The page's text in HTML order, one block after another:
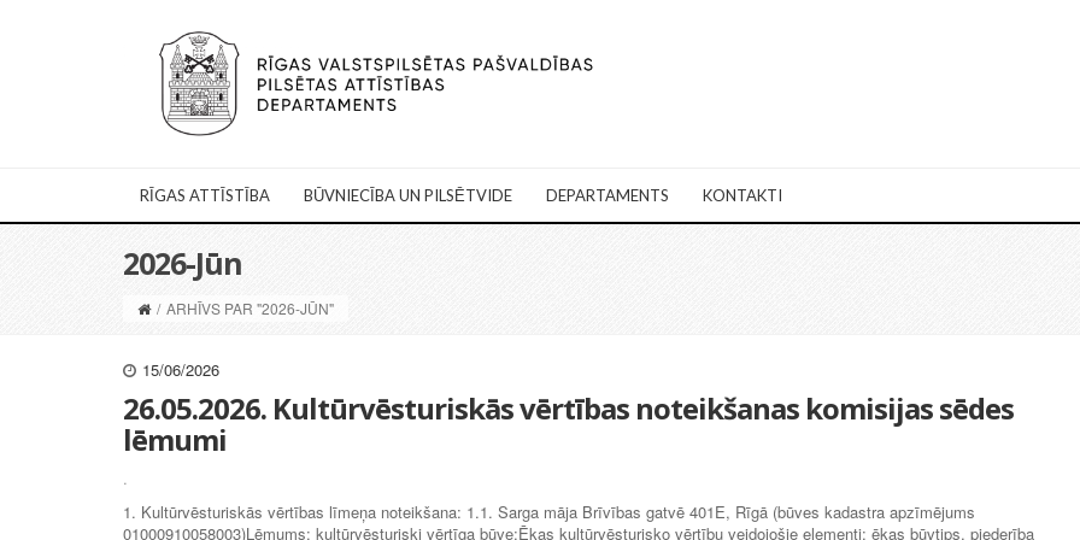
RĪGAS ATTĪSTĪBA BŪVNIECĪBA UN PILSĒTVIDE DEPARTAMENTS KONTAKTI
2026-Jūn
/ ARHĪVS PAR "2026-JŪN"
15/06/2026
26.05.2026. Kultūrvēsturiskās vērtības noteikšanas komisijas sēdes
lēmumi
.
1. Kultūrvēsturiskās vērtības līmeņa noteikšana: 1.1. Sarga māja Brīvības gatvē 401E, Rīgā (būves kadastra apzīmējums
01000910058003)Lēmums: kultūrvēsturiski vērtīga būve;Ēkas kultūrvēsturisko vērtību veidojošie elementi: ēkas būvtips, piederība